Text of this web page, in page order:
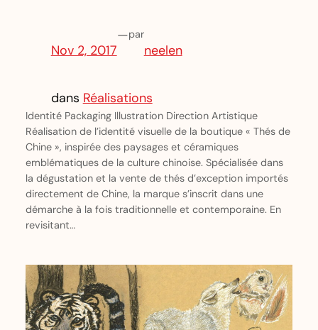
Nov 2, 2017
—par
neelen
dans Réalisations
Identité Packaging Illustration Direction Artistique
Réalisation de l’identité visuelle de la boutique « Thés de
Chine », inspirée des paysages et céramiques
emblématiques de la culture chinoise. Spécialisée dans
la dégustation et la vente de thés d’exception importés
directement de Chine, la marque s’inscrit dans une
démarche à la fois traditionnelle et contemporaine. En
revisitant…